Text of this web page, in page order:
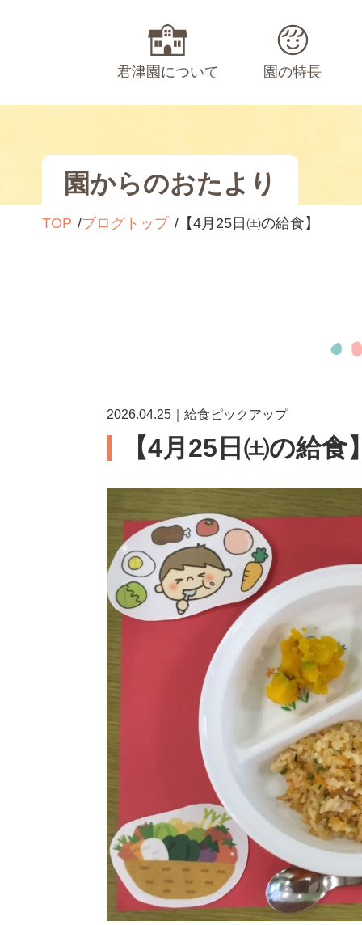
君津園について 園の特長
園からのおたより
TOP ブログトップ 【4月25日㈯の給食】
2026.04.25｜給食ピックアップ
【4月25日㈯の給食